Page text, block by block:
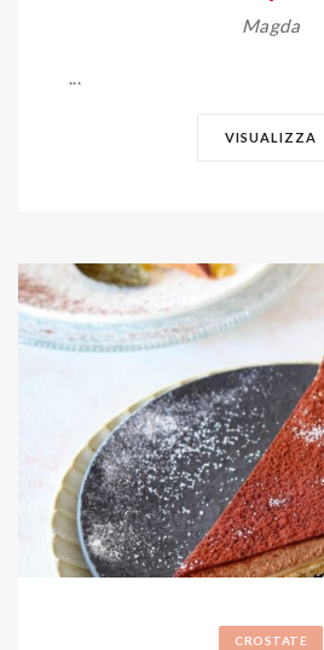
Magda
...
VISUALIZZA
CROSTATE